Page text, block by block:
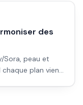
des
Sora, peau et
plan vient